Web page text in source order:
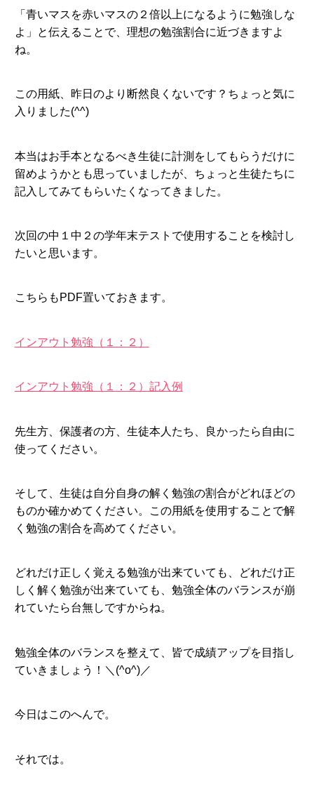
「青いマスを赤いマスの２倍以上になるように勉強しな
よ」と伝えることで、理想の勉強割合に近づきますよ
ね。
この用紙、昨日のより断然良くないです？ちょっと気に
入りました(^^)
本当はお手本となるべき生徒に計測をしてもらうだけに
留めようかとも思っていましたが、ちょっと生徒たちに
記入してみてもらいたくなってきました。
次回の中１中２の学年末テストで使用することを検討し
たいと思います。
こちらもPDF置いておきます。
インアウト勉強（１：２）
インアウト勉強（１：２）記入例
先生方、保護者の方、生徒本人たち、良かったら自由に
使ってください。
そして、生徒は自分自身の解く勉強の割合がどれほどの
ものか確かめてください。この用紙を使用することで解
く勉強の割合を高めてください。
どれだけ正しく覚える勉強が出来ていても、どれだけ正
しく解く勉強が出来ていても、勉強全体のバランスが崩
れていたら台無しですからね。
勉強全体のバランスを整えて、皆で成績アップを目指し
ていきましょう！＼(^o^)／
今日はこのへんで。
それでは。